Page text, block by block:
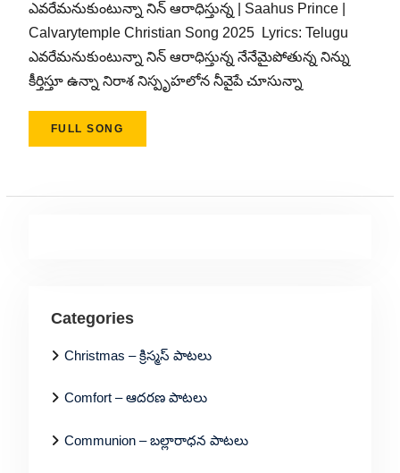
ఎవరేమనుకుంటున్నా నిన్ ఆరాధిస్తున్న | Saahus Prince |
Calvarytemple Christian Song 2025 ‬ Lyrics: Telugu
ఎవరేమనుకుంటున్నా నిన్ ఆరాధిస్తున్న నేనేమైపోతున్న నిన్ను
కీర్తిస్తూ ఉన్నా నిరాశ నిస్పృహలోన నీవైపే చూసున్నా
FULL SONG
Categories
Christmas – క్రిస్మస్ పాటలు
Comfort – ఆదరణ పాటలు
Communion – బల్లారాధన పాటలు